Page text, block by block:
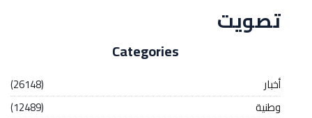
تصويت
Categories
أخبار
(26148)
وطنية
(12489)